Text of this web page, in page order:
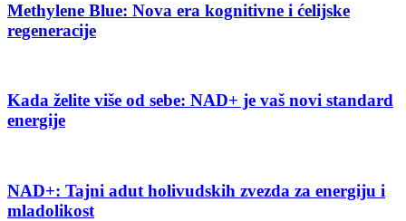
Methylene Blue: Nova era kognitivne i ćelijske
regeneracije
Kada želite više od sebe: NAD+ je vaš novi standard
energije
NAD+: Tajni adut holivudskih zvezda za energiju i
mladolikost